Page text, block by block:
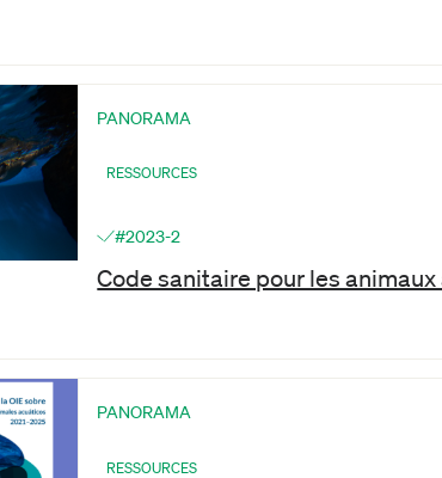
PANORAMA
RESSOURCES
#2023-2
Code sanitaire pour les
PANORAMA
RESSOURCES